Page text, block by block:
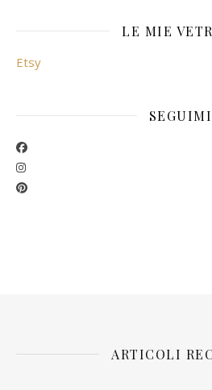
LE MIE
Etsy
SEGUIMI
ARTICOLI